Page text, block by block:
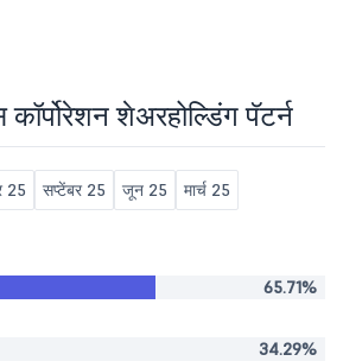
शेअरहोल्डिंग पॅटर्न
25 सप्टेंबर 25 जून 25 मार्च 25
65.71%
34.29%